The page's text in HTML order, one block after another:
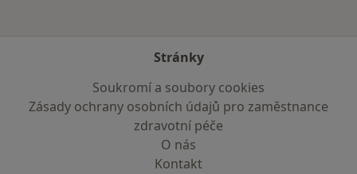
Stránky
Soukromí a soubory cookies
Zásady ochrany osobních údajů pro zaměstnance
zdravotní péče
O nás
Kontakt